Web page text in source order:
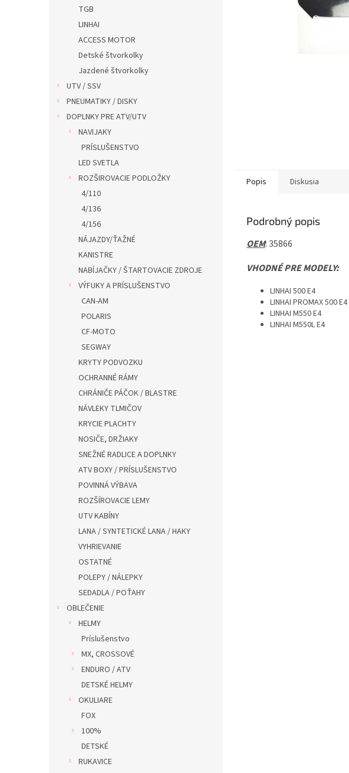
TGB
LINHAI
ACCESS MOTOR
Detské štvorkolky
Jazdené štvorkolky
UTV / SSV
PNEUMATIKY / DISKY
DOPLNKY PRE ATV/UTV
NAVIJAKY
PRÍSLUŠENSTVO
LED SVETLA
ROZŠIROVACIE PODLOŽKY
4/110
4/136
4/156
NÁJAZDY/ŤAŽNÉ
KANISTRE
NABÍJAČKY / ŠTARTOVACIE ZDROJE
VÝFUKY A PRÍSLUŠENSTVO
CAN-AM
POLARIS
CF-MOTO
SEGWAY
KRYTY PODVOZKU
OCHRANNÉ RÁMY
CHRÁNIČE PÁČOK / BLASTRE
NÁVLEKY TLMIČOV
KRYCIE PLACHTY
NOSIČE, DRŽIAKY
SNEŽNÉ RADLICE A DOPLNKY
ATV BOXY / PRÍSLUŠENSTVO
POVINNÁ VÝBAVA
ROZŠÍROVACIE LEMY
UTV KABÍNY
LANA / SYNTETICKÉ LANA / HAKY
VYHRIEVANIE
OSTATNÉ
POLEPY / NÁLEPKY
SEDADLA / POŤAHY
OBLEČENIE
HELMY
Príslušenstvo
MX, CROSSOVÉ
ENDURO / ATV
DETSKÉ HELMY
OKULIARE
FOX
100%
DETSKÉ
RUKAVICE
Popis Diskusia
Podrobný popis
OEM: 35866
VHODNÉ PRE MODELY:
LINHAI 500 E4
LINHAI PROMAX 500 E4
LINHAI M550 E4
LINHAI M550L E4